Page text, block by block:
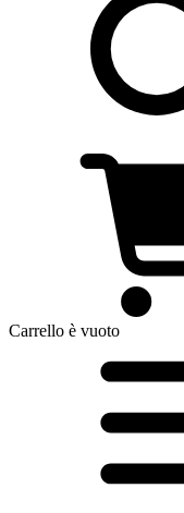
Carrello è vuoto